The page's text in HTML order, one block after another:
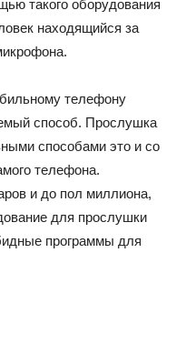
такого оборудования
находящийся за
телефону
способ. Прослушка
способами это и со
телефона.
и до пол миллиона,
для прослушки
программы для